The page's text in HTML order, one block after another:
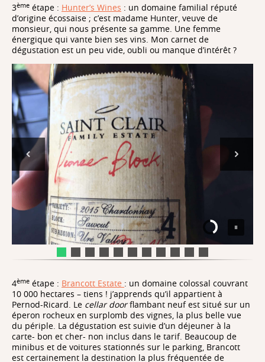
3ème étape : Hunter’s Wines : un domaine familial réputé
d’origine écossaise ; c’est madame Hunter, veuve de
monsieur, qui nous présente sa gamme. Une femme
énergique qui vante bien ses vins. Mon carnet de
dégustation est un peu vide, oubli ou manque d’intérêt ?
4ème étape : Brancott Estate : un domaine colossal couvrant
10 000 hectares – tiens ! j’apprends qu’il appartient à
Pernod-Ricard. Le cellar doorflambant neuf est situé sur un
éperon rocheux en surplomb des vignes, la plus belle vue
du périple. La dégustation est suivie d’un déjeuner à la
carte- bon et cher- non inclus dans le tarif. Beaucoup de
minibus et de voitures stationnés sur le parking, Brancott
est certainement la destination la plus fréquentée de